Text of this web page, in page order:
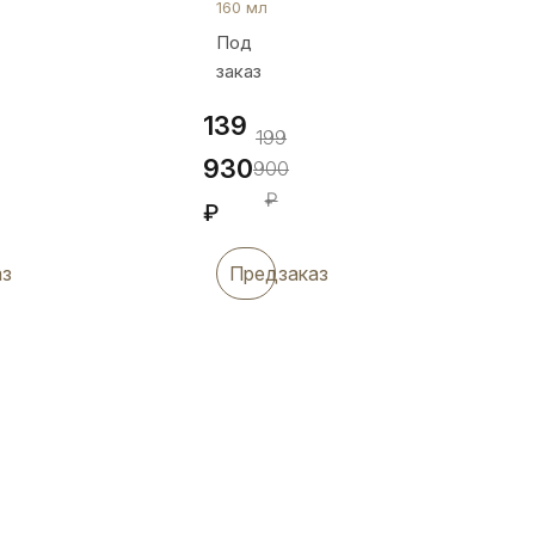
позолотой
и
эмалью,
160 мл
Под
заказ
139
930
₽
199
900
₽
Предзаказ